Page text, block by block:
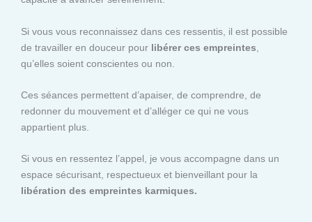
Si vous vous reconnaissez dans ces ressentis, il est possible
de travailler en douceur pour libérer ces empreintes
qu’elles soient conscientes ou non.
Ces séances permettent d’apaiser, de comprendre, de
redonner du mouvement et d’alléger ce qui ne vous
appartient plus.
Si vous en ressentez l’appel, je vous accompagne dans un
espace sécurisant, respectueux et bienveillant pour la
libération des empreintes karmiques.